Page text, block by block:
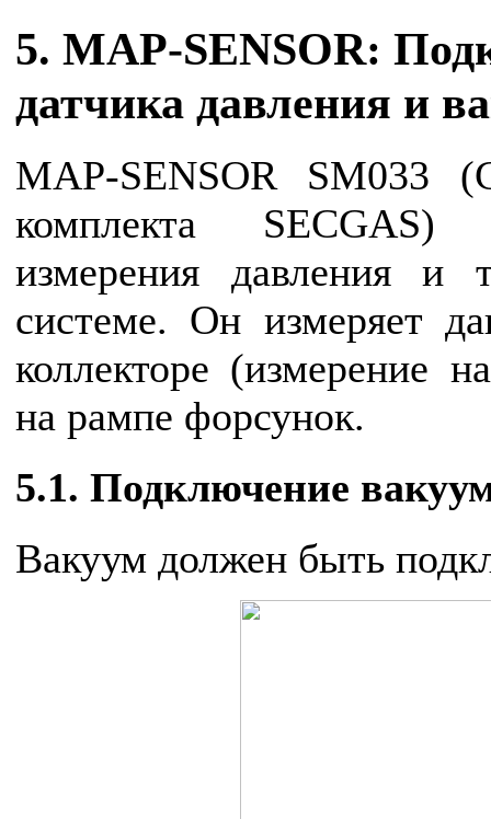
5. MAP-SENSOR:
датчика давления и
MAP-SENSOR SM033
комплекта SECGAS)
измерения давления и
системе. Он измеряет
коллекторе (измерение
на рампе форсунок.
5.1. Подключение
Вакуум должен быть